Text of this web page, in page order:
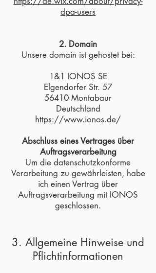
dpa-users
2. Domain
Unsere domain ist gehostet bei:
1&1 IONOS SE
Elgendorfer Str. 57
56410 Montabaur
Deutschland
https://www.ionos.de/
Abschluss eines Vertrages über
Auftragsverarbeitung
Um die datenschutzkonforme
Verarbeitung zu gewährleisten, habe
ich einen Vertrag über
Auftragsverarbeitung mit IONOS
geschlossen.
3. Allgemeine Hinweise und
Pflichtinformationen